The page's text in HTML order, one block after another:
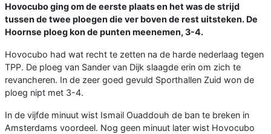
Hovocubo ging om de eerste plaats en het was de strijd
tussen de twee ploegen die ver boven de rest uitsteken. De
Hoornse ploeg kon de punten meenemen, 3-4.
Hovocubo had wat recht te zetten na de harde nederlaag tegen
TPP. De ploeg van Sander van Dijk slaagde erin om zich te
revancheren. In de zeer goed gevuld Sporthallen Zuid won de
ploeg nipt met 3-4.
In de vijfde minuut wist Ismail Ouaddouh de ban te breken in
Amsterdams voordeel. Nog geen minuut later wist Hovocubo